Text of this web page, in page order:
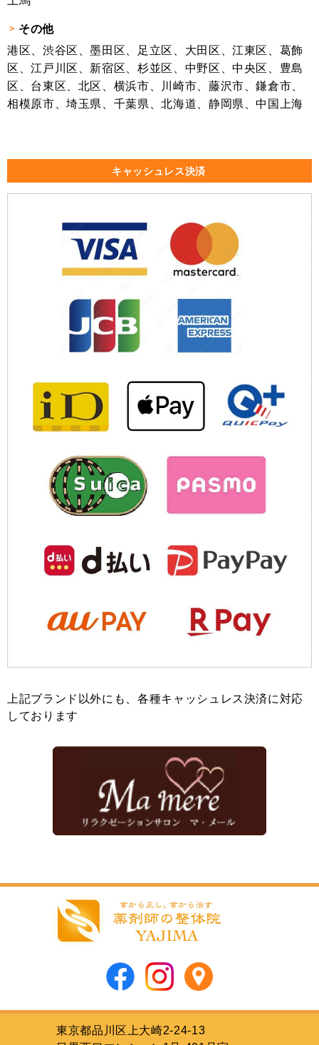
その他
港区、渋谷区、墨田区、足立区、大田区、江東区、葛飾
区、江戸川区、新宿区、杉並区、中野区、中央区、豊島
区、台東区、北区、横浜市、川崎市、藤沢市、鎌倉市、
相模原市、埼玉県、千葉県、北海道、静岡県、中国上海
キャッシュレス決済
上記ブランド以外にも、各種キャッシュレス決済に対応
しております
東京都品川区上大崎2-24-13